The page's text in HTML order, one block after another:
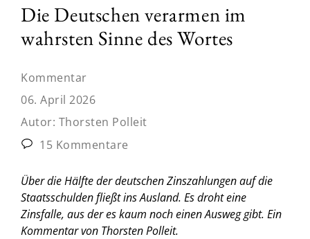
Die Deutschen verarmen im
wahrsten Sinne des Wortes
Kommentar
06. April 2026
Autor: Thorsten ­Polleit
15 Kommentare
Über die Hälfte der deutschen Zinszahlungen auf die
Staatsschulden fließt ins Ausland. Es droht eine
Zinsfalle, aus der es kaum noch einen Ausweg gibt. Ein
Kommentar von Thorsten ­Polleit.